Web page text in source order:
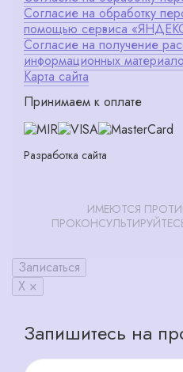
Согласие на обработку
помощью сервиса
Согласие на получение
информационных
Карта сайта
Принимаем к оплате
Разработка сайта
ИМЕЮТСЯ
Записаться
X ×
Запишитесь на